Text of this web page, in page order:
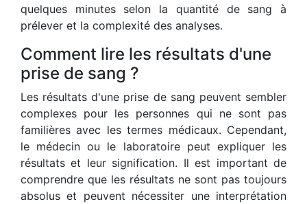
quelques minutes selon la quantité de sang à
prélever et la complexité des analyses.
Comment lire les résultats d'une
prise de sang ?
Les résultats d'une prise de sang peuvent sembler
complexes pour les personnes qui ne sont pas
familières avec les termes médicaux. Cependant,
le médecin ou le laboratoire peut expliquer les
résultats et leur signification. Il est important de
comprendre que les résultats ne sont pas toujours
absolus et peuvent nécessiter une interprétation